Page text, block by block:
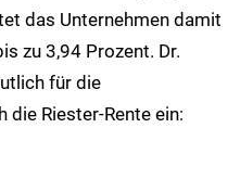
das Unternehmen damit
zu 3,94 Prozent. Dr.
für die
die Riester-Rente ein: